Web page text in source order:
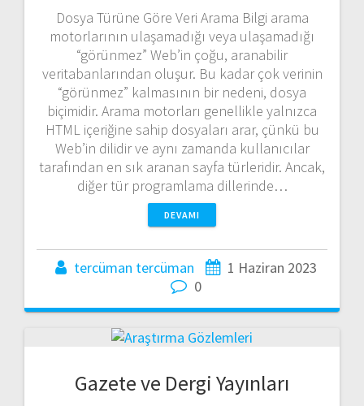
Dosya Türüne Göre Veri Arama Bilgi arama
motorlarının ulaşamadığı veya ulaşamadığı
“görünmez” Web’in çoğu, aranabilir
veritabanlarından oluşur. Bu kadar çok verinin
“görünmez” kalmasının bir nedeni, dosya
biçimidir. Arama motorları genellikle yalnızca
HTML içeriğine sahip dosyaları arar, çünkü bu
Web’in dilidir ve aynı zamanda kullanıcılar
tarafından en sık aranan sayfa türleridir. Ancak,
diğer tür programlama dillerinde…
DEVAMI
tercüman tercüman
1 Haziran 2023
0
Gazete ve Dergi Yayınları